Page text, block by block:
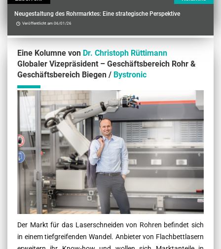
Neugestaltung des Rohrmarktes: Eine strategische Perspektive
Veröffentlicht am 06/01/26
Eine Kolumne von Dr. Christoph Rüttimann
Globaler Vizepräsident – Geschäftsbereich Rohr &
Geschäftsbereich Biegen / Bystronic
Contenu
Der Markt für das Laserschneiden von Rohren befindet sich
in einem tiefgreifenden Wandel. Anbieter von Flachbettlasern